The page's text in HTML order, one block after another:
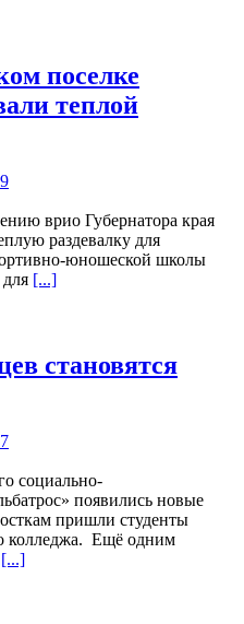
поселке
теплой
врио Губернатора края
раздевалку для
юношеской школы
[...]
становятся
социально-
появились новые
пришли студенты
колледжа. Ещё одним
[...]